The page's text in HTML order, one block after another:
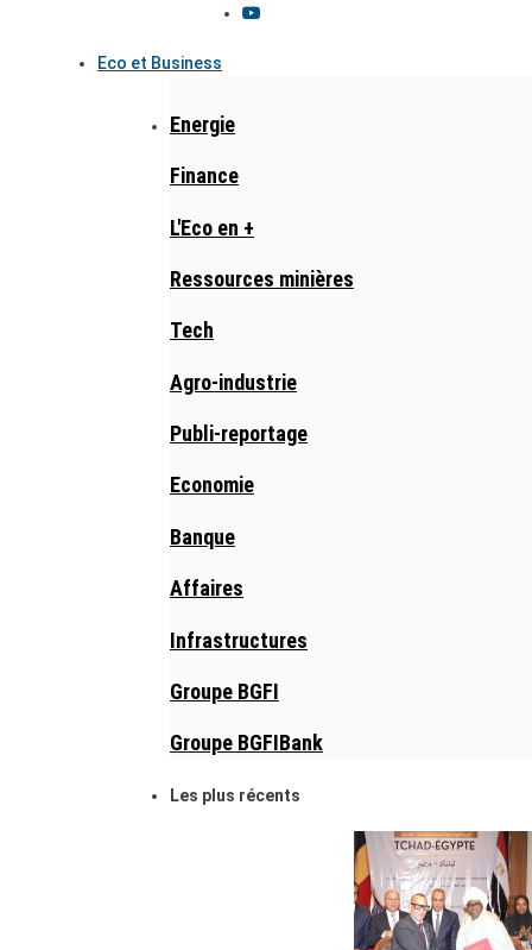
Eco et Business
Energie
Finance
L'Eco en +
Ressources minières
Tech
Agro-industrie
Publi-reportage
Economie
Banque
Affaires
Infrastructures
Groupe BGFI
Groupe BGFIBank
Les plus récents